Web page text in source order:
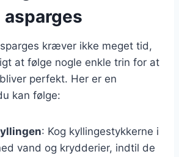
asparges
kræver ikke meget tid,
at følge nogle enkle trin for at
perfekt. Her er en
kan følge:
: Kog kyllingestykkerne i
vand og krydderier, indtil de